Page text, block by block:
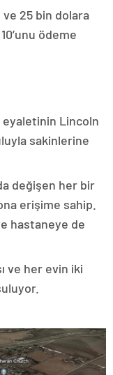
ve 25 bin dolara
ödeme
eyaletinin Lincoln
sakinlerine
değişen her bir
erişime sahip.
hastaneye de
ve her evin iki